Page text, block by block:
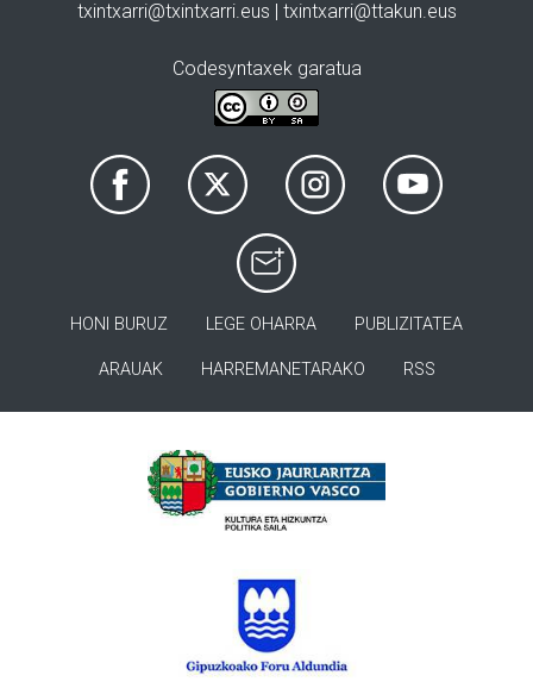
txintxarri@txintxarri.eus | txintxarri@ttakun.eus
Codesyntaxek garatua
HONI BURUZ LEGE OHARRA PUBLIZITATEA
ARAUAK HARREMANETARAKO RSS